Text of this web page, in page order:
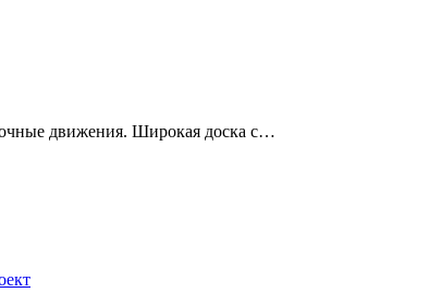
движения. Широкая доска с…